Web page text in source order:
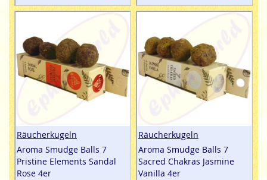
Räucherkugeln
Aroma Smudge Balls 7
Pristine Elements Sandal
Rose 4er
Räucherkugeln
Aroma Smudge Balls 7
Sacred Chakras Jasmine
Vanilla 4er